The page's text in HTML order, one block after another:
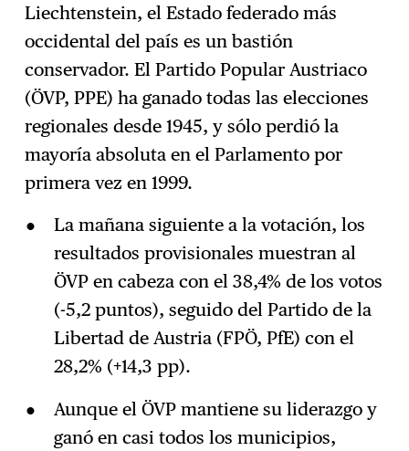
→ Suscríbase
Liechtenstein, el Estado federado más
occidental del país es un bastión
conservador. El Partido Popular Austriaco
(ÖVP, PPE) ha ganado todas las elecciones
regionales desde 1945, y sólo perdió la
mayoría absoluta en el Parlamento por
primera vez en 1999.
La mañana siguiente a la votación, los
resultados provisionales muestran al
ÖVP en cabeza con el 38,4% de los votos
(-5,2 puntos), seguido del Partido de la
Libertad de Austria (FPÖ, PfE) con el
28,2% (+14,3 pp).
Aunque el ÖVP mantiene su liderazgo y
ganó en casi todos los municipios,